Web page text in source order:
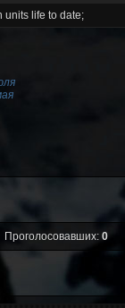
life to date;
0